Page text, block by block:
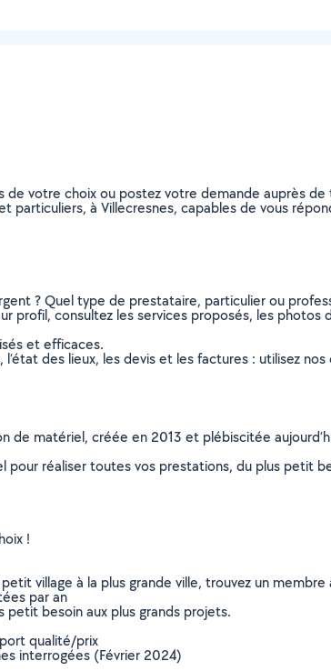
votre choix ou postez votre demande auprès
particuliers, à Villecresnes, capables de vous
? Quel type de prestataire, particulier ou
profil, consultez les services proposés, les photos
et efficaces.
des lieux, les devis et les factures : utilisez
matériel, créée en 2013 et plébiscitée
réaliser toutes vos prestations, du plus petit
!
village à la plus grande ville, trouvez un membre
par an
besoin aux plus grands projets.
qualité/prix
interrogées (Février 2024)